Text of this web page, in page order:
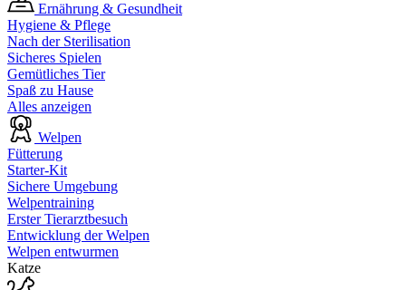
Ernährung & Gesundheit
Hygiene & Pflege
Nach der Sterilisation
Sicheres Spielen
Gemütliches Tier
Spaß zu Hause
Alles anzeigen
Welpen
Fütterung
Starter-Kit
Sichere Umgebung
Welpentraining
Erster Tierarztbesuch
Entwicklung der Welpen
Welpen entwurmen
Katze